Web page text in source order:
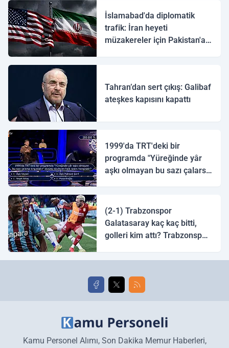
İslamabad'da diplomatik
trafik: İran heyeti
müzakereler için Pakistan'a
Tahran’dan sert çıkış: Galibaf
ateşkes kapısını kapattı
1999'da TRT'deki bir
programda "Yüreğinde yâr
aşkı olmayan bu sazı çalarsa
(2-1) Trabzonspor
Galatasaray kaç kaç bitti,
golleri kim attı? Trabzonspor
golleri!
Kamu Personel Alımı, Son Dakika Memur Haberleri,